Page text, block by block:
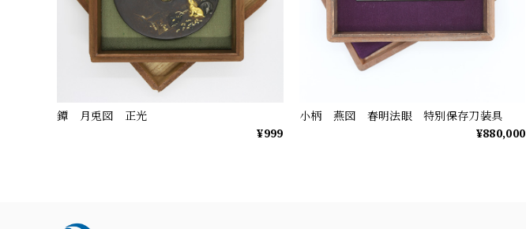
鐔 月兎図 正光
¥999
小柄 燕図 春明法眼 特別保存刀装具
¥880,000